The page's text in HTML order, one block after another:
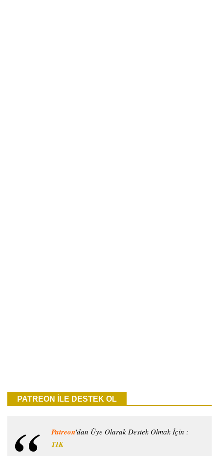
PATREON İLE DESTEK OL
Patreon'dan Üye Olarak Destek Olmak İçin :
TIK